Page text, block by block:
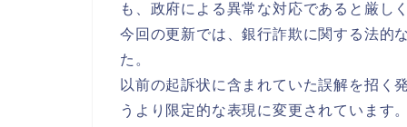
も、政府による異常な対応であると厳し
今回の更新では、銀行詐欺に関する法的
た。
以前の起訴状に含まれていた誤解を招く
うより限定的な表現に変更されています